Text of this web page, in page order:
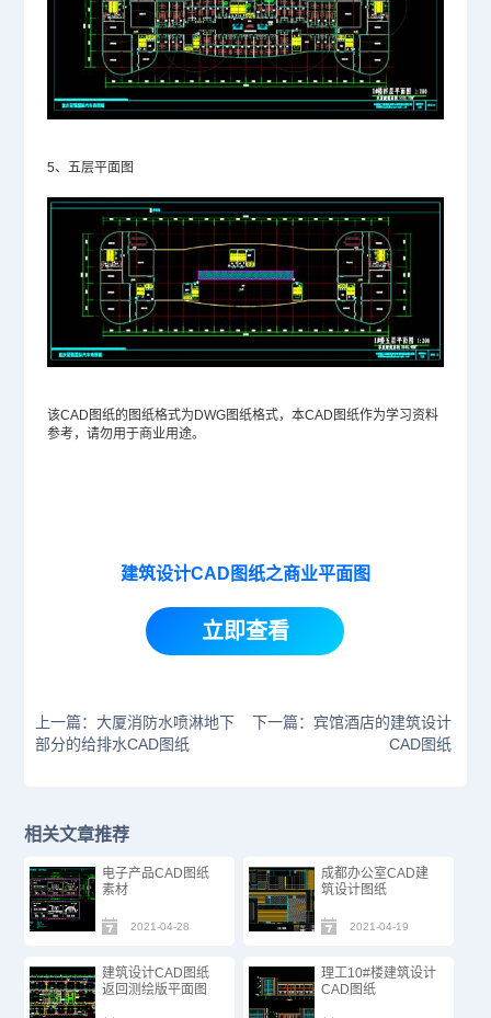
5、五层平面图
该CAD图纸的图纸格式为DWG图纸格式，本CAD图纸作为学习资料
参考，请勿用于商业用途。
建筑设计CAD图纸之商业平面图
立即查看
上一篇：大厦消防水喷淋地下
部分的给排水CAD图纸
下一篇：宾馆酒店的建筑设计
CAD图纸
相关文章推荐
电子产品CAD图纸
素材
2021-04-28
成都办公室CAD建
筑设计图纸
2021-04-19
建筑设计CAD图纸
返回测绘版平面图
理工10#楼建筑设计
CAD图纸